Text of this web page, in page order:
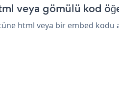
veya gömülü kod
html veya bir embed kodu